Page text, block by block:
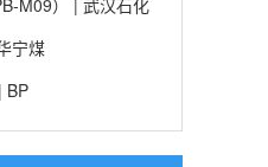
M09） | 武汉石化
宁煤
BP